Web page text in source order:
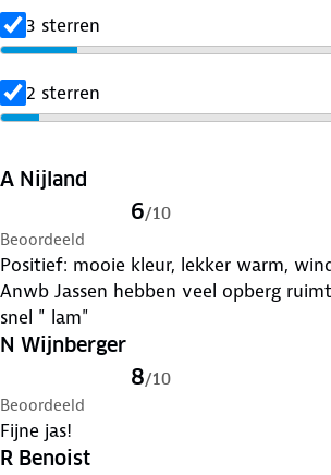
3 sterren
2 sterren
A Nijland
6/10
Beoordeeld
Positief: mooie kleur, lekker warm,
Anwb Jassen hebben veel opberg
snel " lam"
N Wijnberger
8/10
Beoordeeld
Fijne jas!
R Benoist